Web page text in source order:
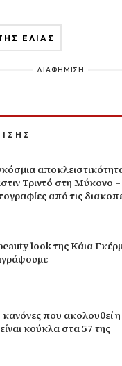
ΕΛΙΑΣ
ΔΙΑΦΗΜΙΣΗ
Τριντό στη Μύκονο –
από τις
look της Κάια
κανόνες που ακολουθεί
κούκλα στα 57 της